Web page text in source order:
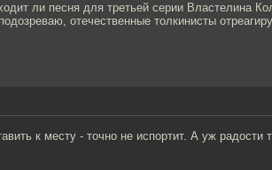
ли песня для третьей серии Властелина
отечественные толкинисты
к месту - точно не испортит. А уж радости